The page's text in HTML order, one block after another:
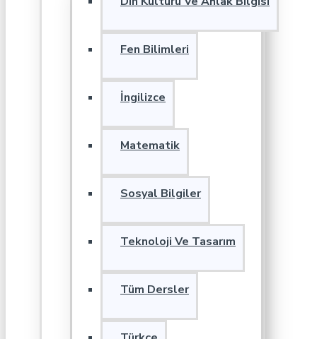
Fen Bilimleri
İngilizce
Matematik
Sosyal Bilgiler
Teknoloji Ve Tasarım
Tüm Dersler